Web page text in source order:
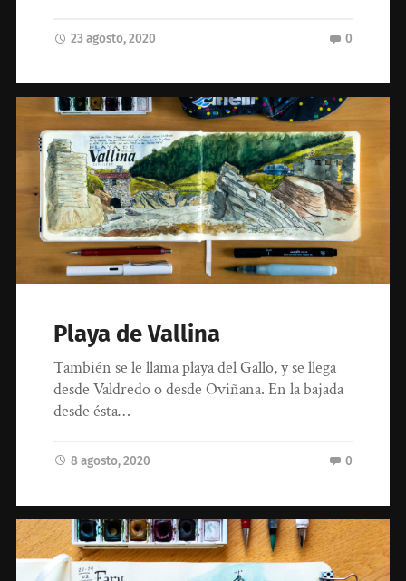
23 agosto, 2020 0
Playa de Vallina
También se le llama playa del Gallo, y se llega
desde Valdredo o desde Oviñana. En la bajada
desde ésta…
8 agosto, 2020 0